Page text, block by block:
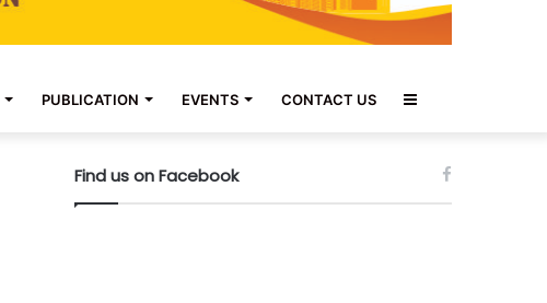
PUBLICATION EVENTS CONTACT US
Find us on Facebook